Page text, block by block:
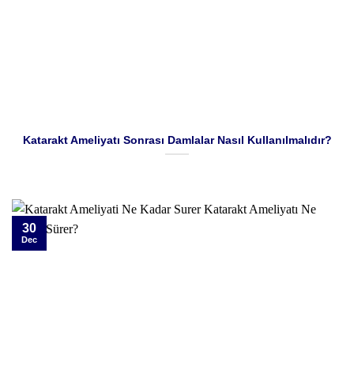
Katarakt Ameliyatı Sonrası Damlalar Nasıl Kullanılmalıdır?
30
Dec